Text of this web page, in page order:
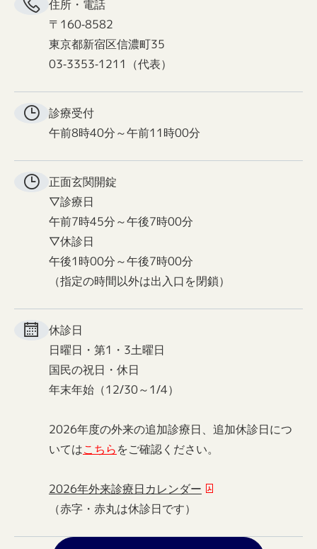
住所・電話
〒160-8582
東京都新宿区信濃町35
03-3353-1211（代表）
診療受付
午前8時40分～午前11時00分
正面玄関開錠
▽診療日
午前7時45分～午後7時00分
▽休診日
午後1時00分～午後7時00分
（指定の時間以外は出入口を閉鎖）
休診日
日曜日・第1・3土曜日
国民の祝日・休日
年末年始（12/30～1/4）
2026年度の外来の追加診療日、追加休診日につ
いてはこちらをご確認ください。
2026年外来診療日カレンダー
（赤字・赤丸は休診日です）